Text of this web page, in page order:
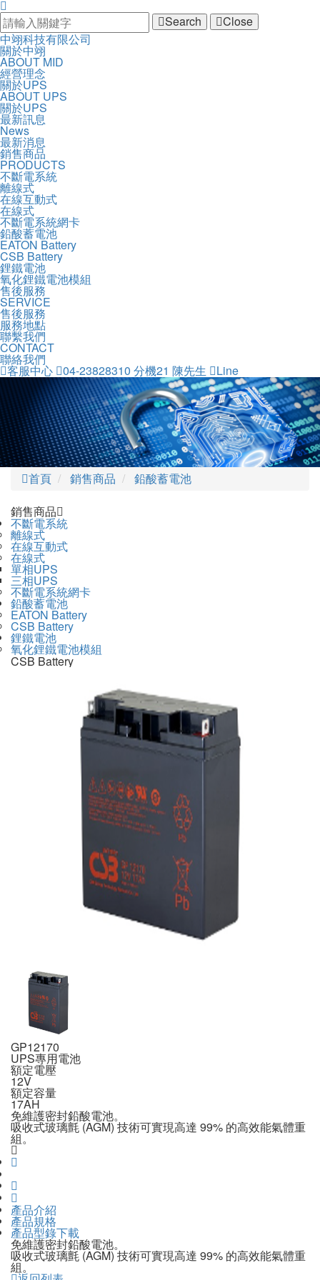
Search
Close
中翊科技有限公司中
開
啟
主
選
單
主
導
覽
Navigation
關於中翊
ABOUT MID
經營理念
關於UPS
ABOUT UPS
關於UPS
最新訊息
News
最新消息
銷售商品
PRODUCTS
不斷電系統
離線式
在線互動式
在線式
不斷電系統網卡
鉛酸蓄電池
EATON Battery
CSB Battery
鋰鐵電池
氧化鋰鐵電池模組
售後服務
SERVICE
售後服務
服務地點
聯繫我們
CONTACT
聯絡我們
客服中心 04-23828310 分機21 陳先生 Line
首頁 銷售商品
鉛酸蓄電池
銷售商品
不斷電系統
離線式
在線互動式
在線式
單相UPS
三相UPS
不斷電系統網卡
鉛酸蓄電池
EATON Battery
CSB Battery
鋰鐵電池
氧化鋰鐵電池模組
CSB Battery
GP12170
UPS專用電池
額定電壓
12V
額定容量
17AH
免維護密封鉛酸電池。
吸收式玻璃氈 (AGM) 技術可實現高達 99% 的高效能氣體重
組。
產品介紹
產品規格
產品型錄下載
免維護密封鉛酸電池。
吸收式玻璃氈 (AGM) 技術可實現高達 99% 的高效能氣體重
組。